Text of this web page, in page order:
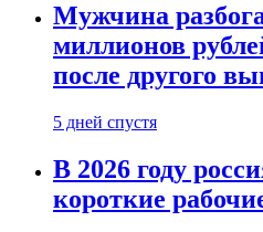
Мужчина
миллионов
после другого
5 дней спустя
В 2026 году
короткие